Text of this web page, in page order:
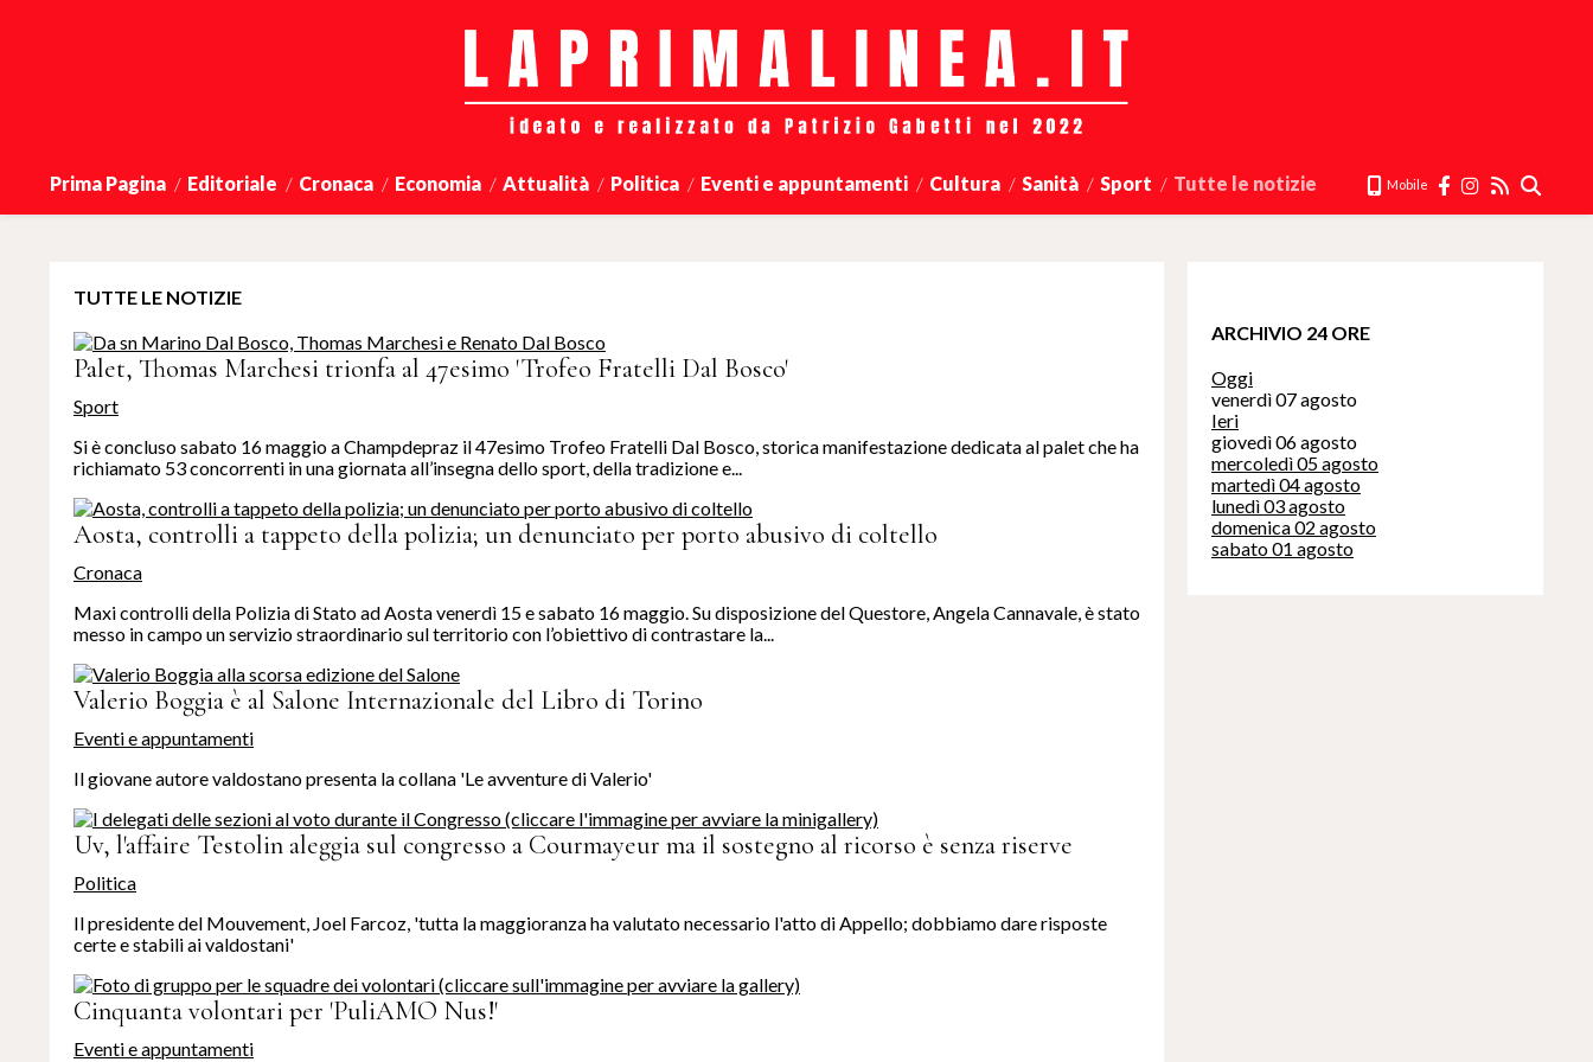
Prima Pagina Editoriale Cronaca Economia Attualità Politica Eventi e appuntamenti Cultura Sanità Sport Tutte le notizie Mobile
TUTTE LE NOTIZIE
Palet, Thomas Marchesi trionfa al 47esimo 'Trofeo Fratelli Dal Bosco'
Sport
Si è concluso sabato 16 maggio a Champdepraz il 47esimo Trofeo Fratelli Dal Bosco, storica manifestazione dedicata al palet che ha
richiamato 53 concorrenti in una giornata all’insegna dello sport, della tradizione e...
Aosta, controlli a tappeto della polizia; un denunciato per porto abusivo di coltello
Cronaca
Maxi controlli della Polizia di Stato ad Aosta venerdì 15 e sabato 16 maggio. Su disposizione del Questore, Angela Cannavale, è stato
messo in campo un servizio straordinario sul territorio con l’obiettivo di contrastare la...
Valerio Boggia è al Salone Internazionale del Libro di Torino
Eventi e appuntamenti
Il giovane autore valdostano presenta la collana 'Le avventure di Valerio'
Uv, l'affaire Testolin aleggia sul congresso a Courmayeur ma il sostegno al ricorso è senza riserve
Politica
Il presidente del Mouvement, Joel Farcoz, 'tutta la maggioranza ha valutato necessario l'atto di Appello; dobbiamo dare risposte
certe e stabili ai valdostani'
Cinquanta volontari per 'PuliAMO Nus!'
Eventi e appuntamenti
ARCHIVIO 24 ORE
Oggi
venerdì 07 agosto
Ieri
giovedì 06 agosto
mercoledì 05 agosto
martedì 04 agosto
lunedì 03 agosto
domenica 02 agosto
sabato 01 agosto